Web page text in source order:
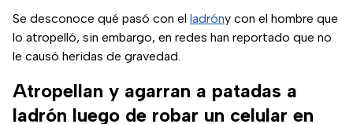
Se desconoce qué pasó con el ladróny con el hombre que
lo atropelló, sin embargo, en redes han reportado que no
le causó heridas de gravedad.
Atropellan y agarran a patadas a
ladrón luego de robar un celular en